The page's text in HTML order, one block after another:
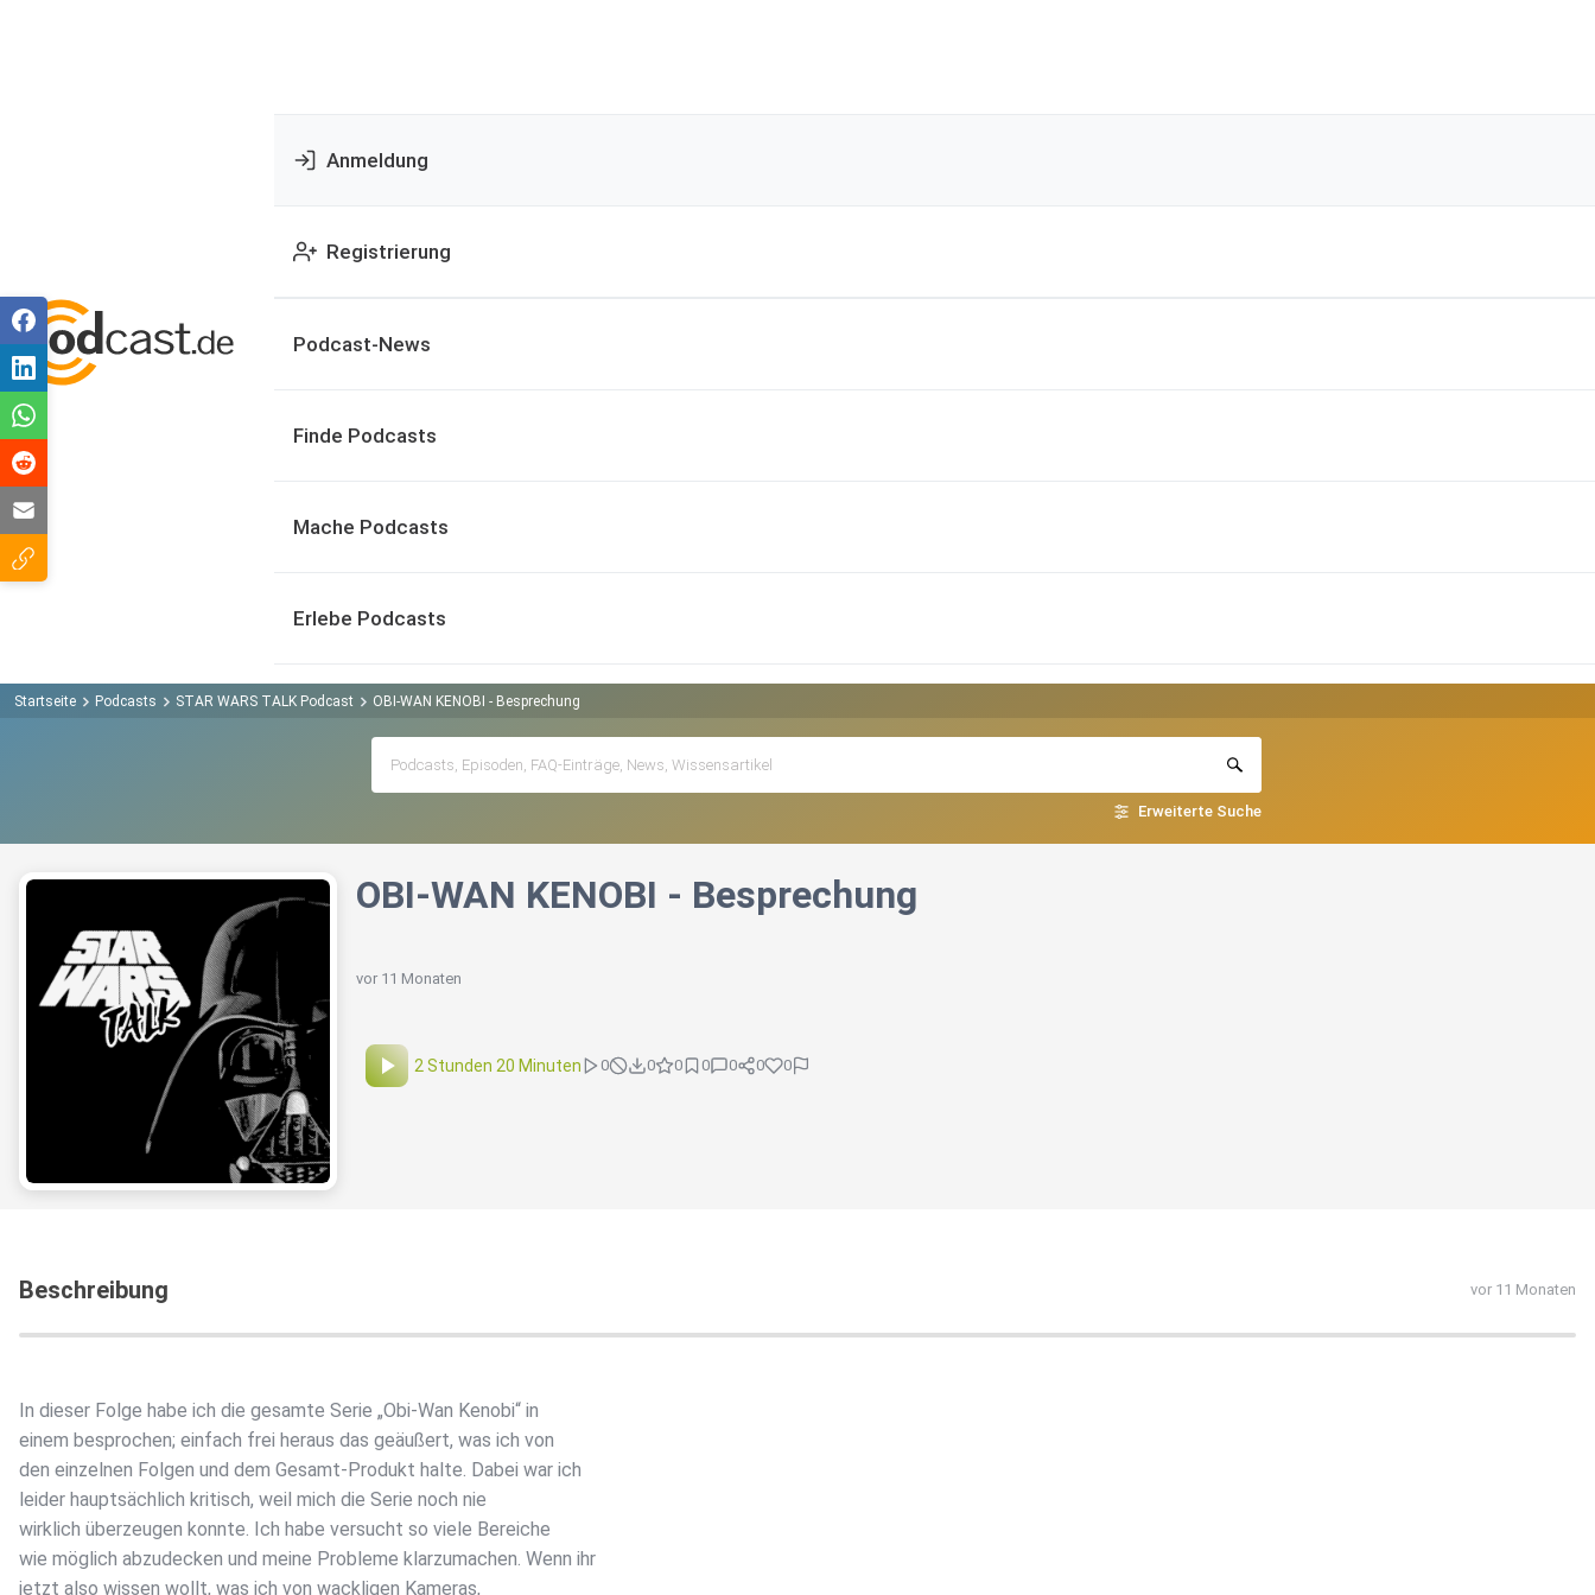
Anmeldung
Registrierung
Podcast-News
Finde Podcasts
Mache Podcasts
Erlebe Podcasts
Startseite Podcasts STAR WARS TALK Podcast OBI-WAN KENOBI - Besprechung
Erweiterte Suche
OBI-WAN KENOBI - Besprechung
vor 11 Monaten
2 Stunden 20 Minuten 0 0 0 0 0 0 0
Beschreibung vor 11 Monaten
In dieser Folge habe ich die gesamte Serie „Obi-Wan Kenobi“ in
einem besprochen; einfach frei heraus das geäußert, was ich von
den einzelnen Folgen und dem Gesamt-Produkt halte. Dabei war ich
leider hauptsächlich kritisch, weil mich die Serie noch nie
wirklich überzeugen konnte. Ich habe versucht so viele Bereiche
wie möglich abzudecken und meine Probleme klarzumachen. Wenn ihr
jetzt also wissen wollt, was ich von wackligen Kameras,